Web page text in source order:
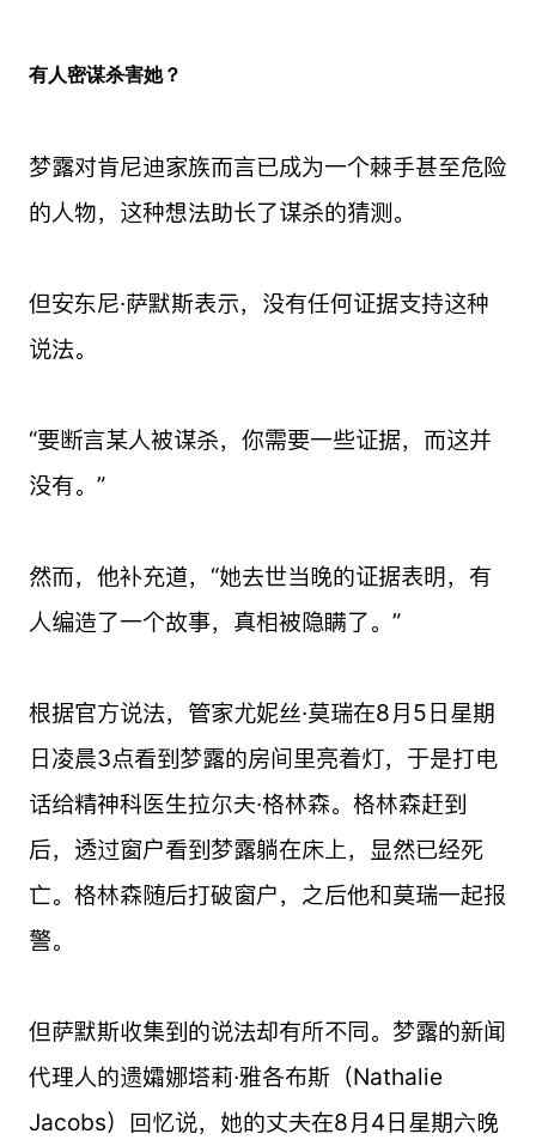
有人密谋杀害她？
梦露对肯尼迪家族而言已成为一个棘手甚至危险
的人物，这种想法助长了谋杀的猜测。
但安东尼·萨默斯表示，没有任何证据支持这种
说法。
“要断言某人被谋杀，你需要一些证据，而这并
没有。”
然而，他补充道，“她去世当晚的证据表明，有
人编造了一个故事，真相被隐瞒了。”
根据官方说法，管家尤妮丝·莫瑞在8月5日星期
日凌晨3点看到梦露的房间里亮着灯，于是打电
话给精神科医生拉尔夫·格林森。格林森赶到
后，透过窗户看到梦露躺在床上，显然已经死
亡。格林森随后打破窗户，之后他和莫瑞一起报
警。
但萨默斯收集到的说法却有所不同。梦露的新闻
代理人的遗孀娜塔莉·雅各布斯（Nathalie
Jacobs）回忆说，她的丈夫在8月4日星期六晚